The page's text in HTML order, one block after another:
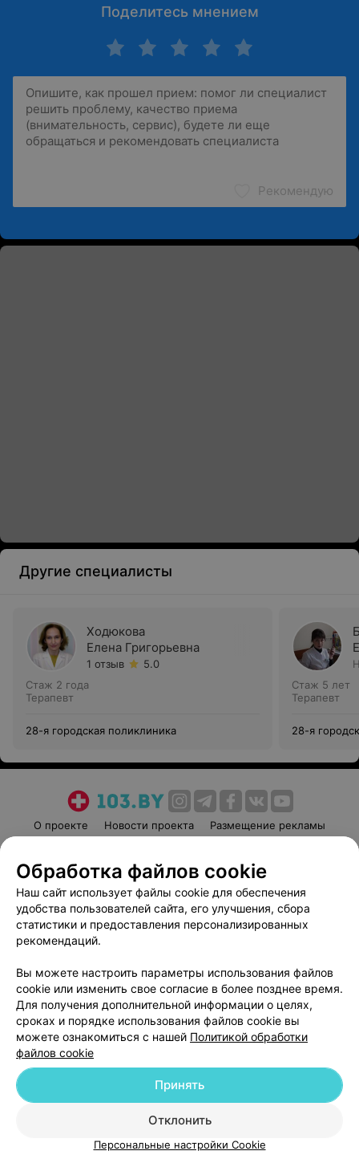
Поделитесь мнением
Рекомендую
Другие специалисты
Ходюкова
Елена Григорьевна
1 отзыв
5.0
Стаж 2 года
Терапевт
28-я городская поликлиника
Стаж 5 лет
Терапевт
28-я
О проекте Новости проекта
Размещение рекламы
Пользовательское соглашение
Способы оплаты
Вакансии
Партнеры
Написать руководителю 103.by
Обработка персональных данных
© 2026 ООО «Артокс Лаб», УНП 191700409
| 220012, Республика Беларусь,
Служба поддержки +375 291212755
Обработка файлов cookie
Наш сайт использует файлы cookie для обеспечения
удобства пользователей сайта, его улучшения, сбора
статистики и предоставления персонализированных
рекомендаций.
Вы можете настроить параметры использования файлов
cookie или изменить свое согласие в более позднее время.
Для получения дополнительной информации о целях,
сроках и порядке использования файлов cookie вы
можете ознакомиться с нашей Политикой обработки
файлов cookie
Отклонить
Принять
Персональные настройки Cookie